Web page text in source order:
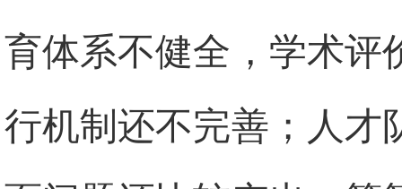
育体系不健全，学术评
行机制还不完善；人才